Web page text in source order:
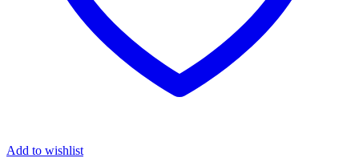
Add to wishlist